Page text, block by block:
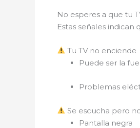
No esperes a que tu
Estas señales indican
Tu TV no enciende
Puede ser la
Problemas
Se escucha pero
Pantalla negra